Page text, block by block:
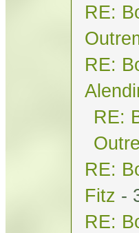
RE:
RE:
RE:
RE:
Fitz -
RE: